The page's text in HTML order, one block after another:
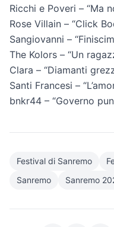
Ricchi e Poveri – “Ma
Rose Villain – “Click
Sangiovanni –
The Kolors – “Un
Clara – “Diamanti
Santi Francesi –
bnkr44 – “Governo
Festival di Sanremo
Sanremo
Sanremo